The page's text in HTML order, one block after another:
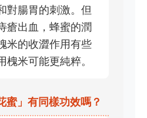
對腸胃的刺激。但
瘡出血，蜂蜜的潤
米的收澀作用有些
槐米可能更純粹。
蜜」有同樣功效嗎？